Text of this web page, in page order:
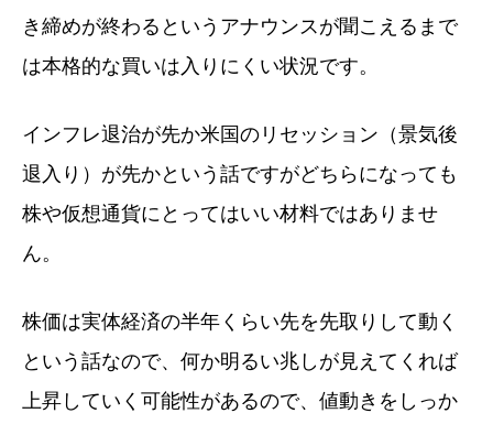
き締めが終わるというアナウンスが聞こえるまで
は本格的な買いは入りにくい状況です。
インフレ退治が先か米国のリセッション（景気後
退入り）が先かという話ですがどちらになっても
株や仮想通貨にとってはいい材料ではありませ
ん。
株価は実体経済の半年くらい先を先取りして動く
という話なので、何か明るい兆しが見えてくれば
上昇していく可能性があるので、値動きをしっか